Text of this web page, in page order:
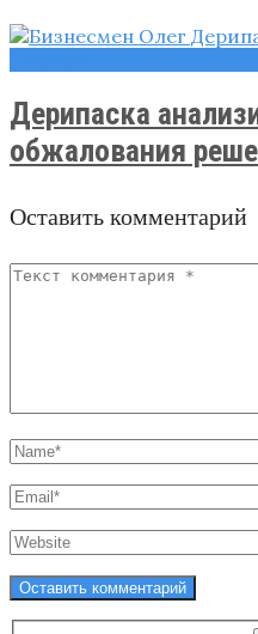
Дерипаска
обжалования
Оставить комментарий